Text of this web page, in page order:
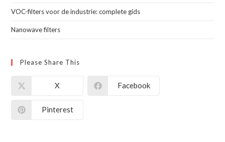
VOC-filters voor de industrie: complete gids
Nanowave filters
Please Share This
X Facebook
Pinterest